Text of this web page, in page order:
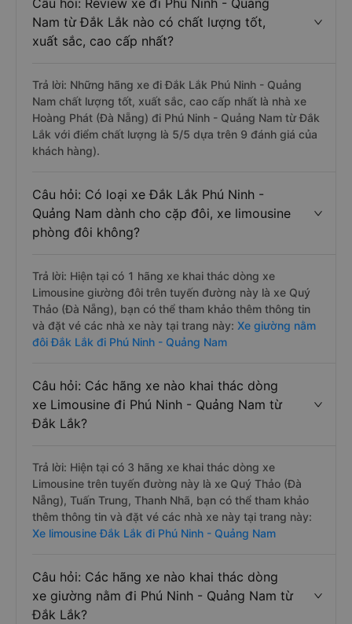
Câu hỏi: Review xe đi Phú Ninh - Quảng
Nam từ Đắk Lắk nào có chất lượng tốt,
xuất sắc, cao cấp nhất?
Trả lời: Những hãng xe đi Đắk Lắk Phú Ninh - Quảng
Nam chất lượng tốt, xuất sắc, cao cấp nhất là nhà xe
Hoàng Phát (Đà Nẵng) đi Phú Ninh - Quảng Nam từ Đắk
Lắk với điểm chất lượng là 5/5 dựa trên 9 đánh giá của
khách hàng).
Câu hỏi: Có loại xe Đắk Lắk Phú Ninh -
Quảng Nam dành cho cặp đôi, xe limousine
phòng đôi không?
Trả lời: Hiện tại có 1 hãng xe khai thác dòng xe
Limousine giường đôi trên tuyến đường này là xe Quý
Thảo (Đà Nẵng), bạn có thể tham khảo thêm thông tin
và đặt vé các nhà xe này tại trang này: Xe giường nằm
đôi Đắk Lắk đi Phú Ninh - Quảng Nam
Câu hỏi: Các hãng xe nào khai thác dòng
xe Limousine đi Phú Ninh - Quảng Nam từ
Đắk Lắk?
Trả lời: Hiện tại có 3 hãng xe khai thác dòng xe
Limousine trên tuyến đường này là xe Quý Thảo (Đà
Nẵng), Tuấn Trung, Thanh Nhã, bạn có thể tham khảo
thêm thông tin và đặt vé các nhà xe này tại trang này:
Xe limousine Đắk Lắk đi Phú Ninh - Quảng Nam
Câu hỏi: Các hãng xe nào khai thác dòng
xe giường nằm đi Phú Ninh - Quảng Nam từ
Đắk Lắk?